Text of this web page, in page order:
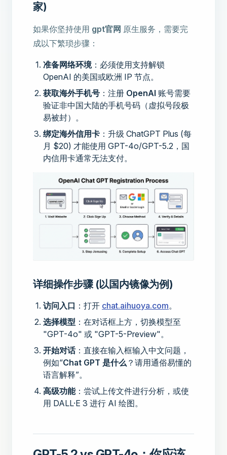
家)
如果你坚持使用 gpt官网 原生服务，需要完
成以下繁琐步骤：
准备网络环境：必须使用支持解锁
OpenAI 的美国或欧洲 IP 节点。
获取海外手机号 ：注册 OpenAI 账号需要
验证非中国大陆的手机号码（虚拟号段极
易被封）。
绑定海外信用卡 ：升级 ChatGPT Plus (每
月 $20) 才能使用 GPT-4o/GPT-5.2，国
内信用卡通常无法支付。
详细操作步骤 (以国内镜像为例)
访问入口 ：打开 chat.aihuoya.com。
选择模型 ：在对话框上方，切换模型至
"GPT-4o" 或 "GPT-5-Preview"。
开始对话：直接在输入框输入中文问题，
例如“Chat GPT 是什么 ？请用通俗易懂的
语言解释”。
高级功能：尝试上传文件进行分析，或使
用 DALL·E 3 进行 AI 绘图。